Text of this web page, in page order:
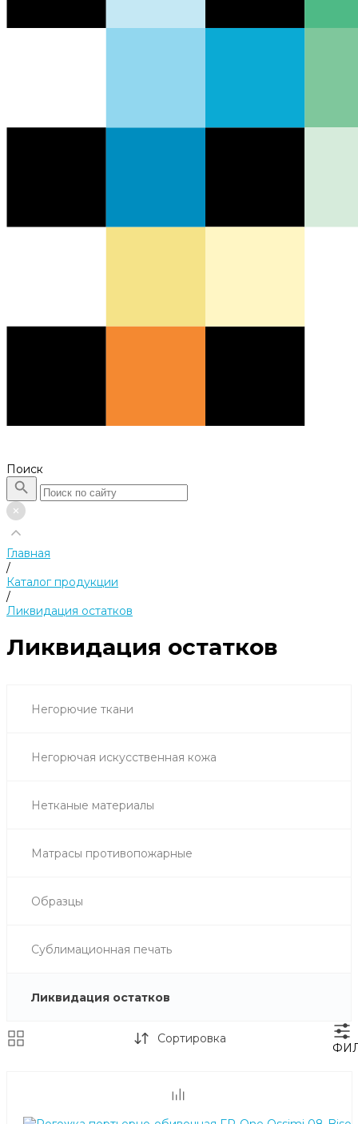
Поиск
Главная
/
Каталог продукции
/
Ликвидация остатков
Ликвидация остатков
Негорючие ткани
Негорючая искусственная кожа
Нетканые материалы
Матрасы противопожарные
Образцы
Сублимационная печать
Ликвидация остатков
Сортировка